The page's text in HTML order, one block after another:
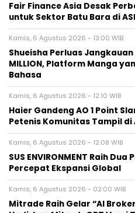
Fair Finance Asia Desak
untuk Sektor Batu Bara di
Kamis, 6 Agustus 2026 - 13:00 WIB
Shueisha Perluas
MILLION, Platform Manga
Bahasa
Kamis, 6 Agustus 2026 - 12:10 WIB
Haier Gandeng AO 1 Point
Petenis Komunitas Tampil di
Kamis, 6 Agustus 2026 - 12:08 WIB
SUS ENVIRONMENT Raih
Percepat Ekspansi Global
Kamis, 6 Agustus 2026 - 02:00 WIB
Mitrade Raih Gelar “AI